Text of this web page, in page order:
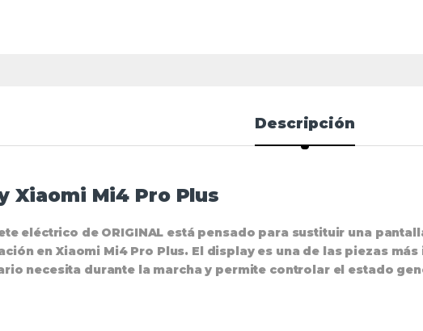
Descripción
Xiaomi Mi4 Pro Plus
eléctrico de ORIGINAL está pensado para sustituir una
en Xiaomi Mi4 Pro Plus. El display es una de las piezas
necesita durante la marcha y permite controlar el estado